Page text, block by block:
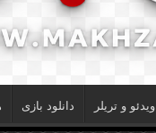
ویدئو و تریلر دانلود بازی